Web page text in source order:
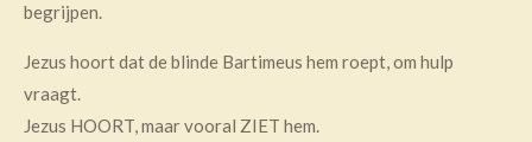
begrijpen.
Jezus hoort dat de blinde Bartimeus hem roept, om hulp
vraagt.
Jezus HOORT, maar vooral ZIET hem.